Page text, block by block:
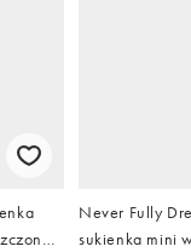
i
Never Fully
sukienka mini